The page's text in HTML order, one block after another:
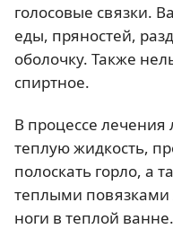
голосовые связки.
еды, пряностей,
оболочку. Также
спиртное.
В процессе лечения
теплую жидкость,
полоскать горло, а
теплыми повязками
ноги в теплой